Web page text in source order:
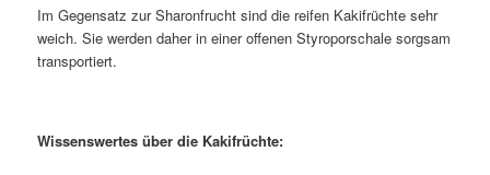
Im Gegensatz zur Sharonfrucht sind die reifen Kakifrüchte sehr
weich. Sie werden daher in einer offenen Styroporschale sorgsam
transportiert.
Wissenswertes über die Kakifrüchte: